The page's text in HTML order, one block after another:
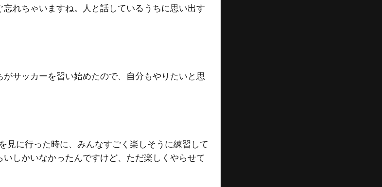
れちゃいますね。人と話しているうちに思い出す
サッカーを習い始めたので、自分もやりたいと思
見に行った時に、みんなすごく楽しそうに練習して
しかいなかったんですけど、ただ楽しくやらせて